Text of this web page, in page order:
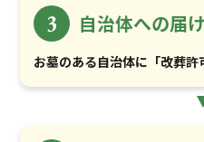
3 自治体への届
お墓のある自治体に「改葬許